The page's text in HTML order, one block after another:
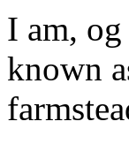
I am,
known